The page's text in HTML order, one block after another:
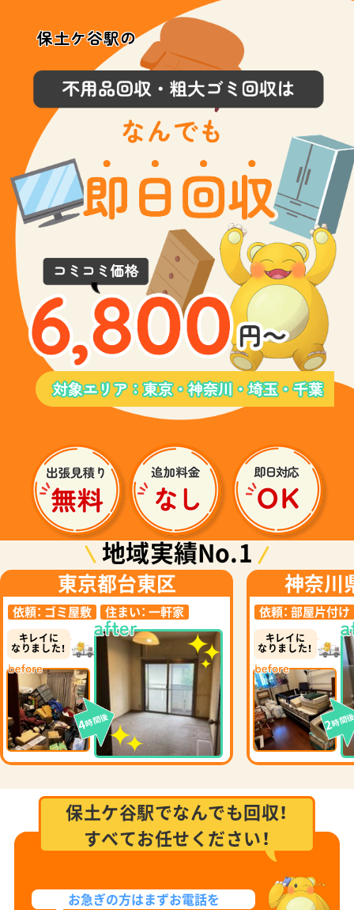
保土ケ谷駅の
地域実績No.1
東京都台東区
依頼： ゴミ屋敷 住まい： 一軒家
キレイに
なりました！
4時間後
神奈川
依頼： 部屋片付け
キレイに
なりました！
2時間
保土ケ谷駅でなんでも回収！
すべてお任せください！
お急ぎの方はまずお電話を